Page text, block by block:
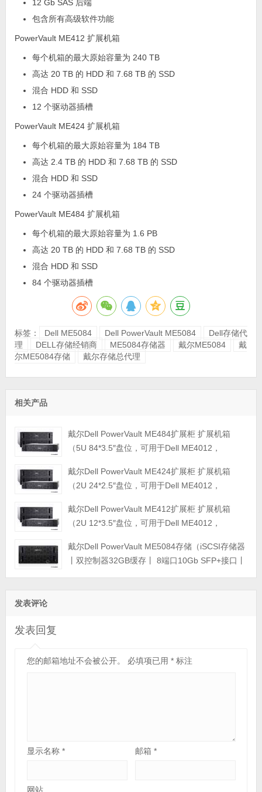
12 Gb SAS 后端
包含所有高级软件功能
PowerVault ME412 扩展机箱
每个机箱的最大原始容量为 240 TB
高达 20 TB 的 HDD 和 7.68 TB 的 SSD
混合 HDD 和 SSD
12 个驱动器插槽
PowerVault ME424 扩展机箱
每个机箱的最大原始容量为 184 TB
高达 2.4 TB 的 HDD 和 7.68 TB 的 SSD
混合 HDD 和 SSD
24 个驱动器插槽
PowerVault ME484 扩展机箱
每个机箱的最大原始容量为 1.6 PB
高达 20 TB 的 HDD 和 7.68 TB 的 SSD
混合 HDD 和 SSD
84 个驱动器插槽
标签： Dell ME5084 Dell PowerVault ME5084
Dell存储代
理
DELL存储经销商 ME5084存储器 戴尔ME5084
戴
尔ME5084存储
戴尔存储总代理
相关产品
戴尔Dell PowerVault ME484扩展柜 扩展机箱
（5U 84*3.5″盘位，可用于Dell ME4012，
ME5084等主存储扩展）戴尔Dell PowerVault ME424扩展柜 扩展机箱
（2U 24*2.5″盘位，可用于Dell ME4012，
ME5084等主存储扩展）戴尔Dell PowerVault ME412扩展柜 扩展机箱
（2U 12*3.5″盘位，可用于Dell ME4012，
ME5084等主存储扩展）戴尔Dell PowerVault ME5084存储（iSCSI存储器
丨双控制器32GB缓存丨 8端口10Gb SFP+接口丨
发表评论
发表回复
您的邮箱地址不会被公开。 必填项已用 *标注
显示名称 * 邮箱*
网站